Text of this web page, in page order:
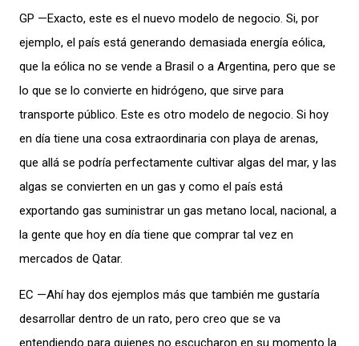
GP —Exacto, este es el nuevo modelo de negocio. Si, por
ejemplo, el país está generando demasiada energía eólica,
que la eólica no se vende a Brasil o a Argentina, pero que se
lo que se lo convierte en hidrógeno, que sirve para
transporte público. Este es otro modelo de negocio. Si hoy
en día tiene una cosa extraordinaria con playa de arenas,
que allá se podría perfectamente cultivar algas del mar, y las
algas se convierten en un gas y como el país está
exportando gas suministrar un gas metano local, nacional, a
la gente que hoy en día tiene que comprar tal vez en
mercados de Qatar.
EC —Ahí hay dos ejemplos más que también me gustaría
desarrollar dentro de un rato, pero creo que se va
entendiendo para quienes no escucharon en su momento la